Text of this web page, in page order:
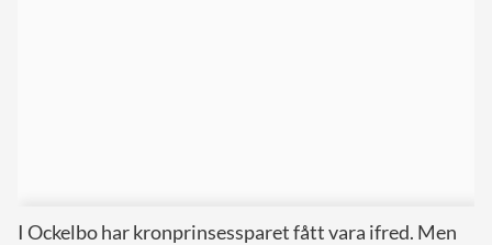
I Ockelbo har kronprinsessparet fått vara ifred. Men